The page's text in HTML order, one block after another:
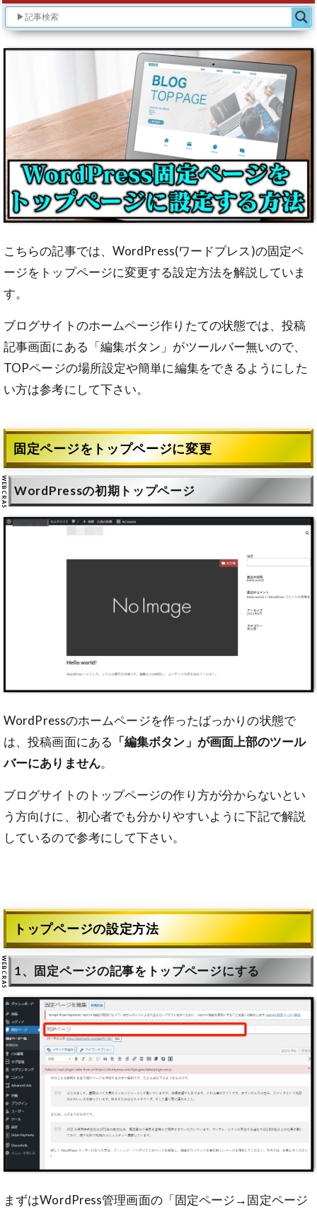
こちらの記事では、WordPress(ワードプレス)の固定ペ
ージをトップページに変更する設定方法を解説していま
す。
ブログサイトのホームページ作りたての状態では、投稿
記事画面にある「編集ボタン」がツールバー無いので、
TOPページの場所設定や簡単に編集をできるようにした
い方は参考にして下さい。
固定ページをトップページに変更
WordPressの初期トップページ
WordPressのホームページを作ったばっかりの状態で
は、投稿画面にある 「編集ボタン」が画面上部のツール
バーにありません。
ブログサイトのトップページの作り方が分からないとい
う方向けに、初心者でも分かりやすいように下記で解説
しているので参考にして下さい。
トップページの設定方法
1、固定ページの記事をトップページにする
まずはWordPress管理画面の「固定ページ→固定ページ